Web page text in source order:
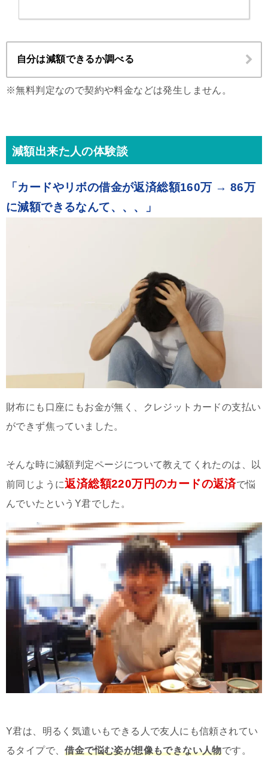
自分は減額できるか調べる
※無料判定なので契約や料金などは発生しません。
減額出来た人の体験談
「カードやリボの借金が返済総額160万 → 86万
に減額できるなんて、、、」
財布にも口座にもお金が無く、クレジットカードの支払い
ができず焦っていました。
そんな時に減額判定ページについて教えてくれたのは、以
前同じように返済総額220万円のカードの返済で悩
んでいたというY君でした。
Y君は、明るく気遣いもできる人で友人にも信頼されてい
るタイプで、借金で悩む姿が想像もできない人物です。